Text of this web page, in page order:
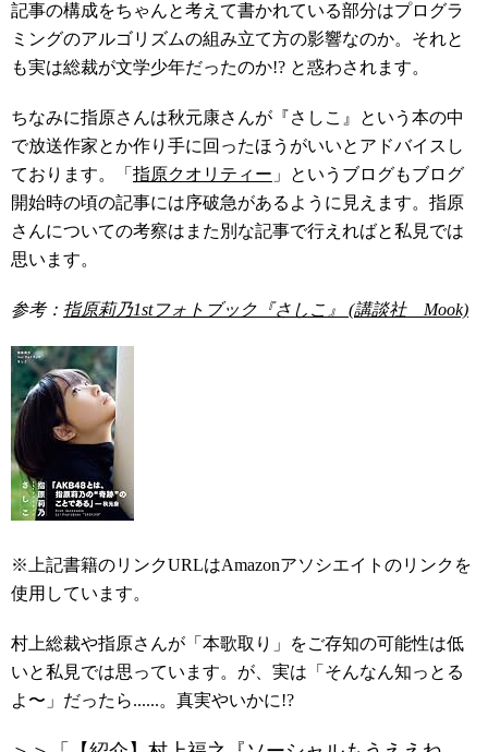
記事の構成をちゃんと考えて書かれている部分はプログラ
ミングのアルゴリズムの組み立て方の影響なのか。それと
も実は総裁が文学少年だったのか!? と惑わされます。
ちなみに指原さんは秋元康さんが『さしこ』という本の中
で放送作家とか作り手に回ったほうがいいとアドバイスし
ております。「 指原クオリティー 」というブログもブログ
開始時の頃の記事には序破急があるように見えます。指原
さんについての考察はまた別な記事で行えればと私見では
思います。
参考： 指原莉乃1stフォトブック『さしこ』 (講談社 Mook)
※上記書籍のリンクURLはAmazonアソシエイトのリンクを
使用しています。
村上総裁や指原さんが「本歌取り」をご存知の可能性は低
いと私見では思っています。が、実は「そんなん知っとる
よ〜」だったら......。真実やいかに!?